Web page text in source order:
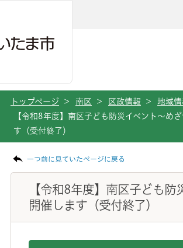
トップページ > 南区 > 区政情報 > 地域情
【令和8年度】南区子ども防災イベント～め
す（受付終了）
一つ前に見ていたページに戻る
【令和8年度】南区子ども
開催します（受付終了）